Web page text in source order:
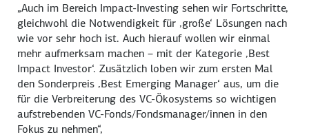
„Auch im Bereich Impact-Investing sehen wir Fortschritte,
gleichwohl die Notwendigkeit für ‚große‘ Lösungen nach
wie vor sehr hoch ist. Auch hierauf wollen wir einmal
mehr aufmerksam machen – mit der Kategorie ‚Best
Impact Investor‘. Zusätzlich loben wir zum ersten Mal
den Sonderpreis ‚Best Emerging Manager‘ aus, um die
für die Verbreiterung des VC-Ökosystems so wichtigen
aufstrebenden VC-Fonds/Fondsmanager/innen in den
Fokus zu nehmen“,